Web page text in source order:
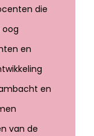
die
oog
en
en
van de